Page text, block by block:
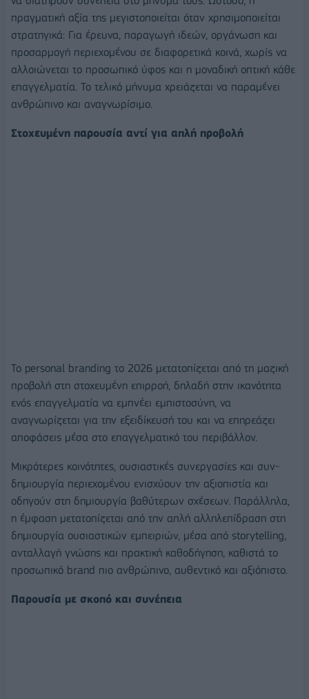
πραγματική αξία της μεγιστοποιείται όταν χρησιμοποιείται
στρατηγικά: Για έρευνα, παραγωγή ιδεών, οργάνωση και
προσαρμογή περιεχομένου σε διαφορετικά κοινά, χωρίς να
αλλοιώνεται το προσωπικό ύφος και η μοναδική οπτική κάθε
επαγγελματία. Το τελικό μήνυμα χρειάζεται να παραμένει
ανθρώπινο και αναγνωρίσιμο.
Στοχευμένη παρουσία αντί για απλή προβολή
Το personal branding το 2026 μετατοπίζεται από τη μαζική
προβολή στη στοχευμένη επιρροή, δηλαδή στην ικανότητα
ενός επαγγελματία να εμπνέει εμπιστοσύνη, να
αναγνωρίζεται για την εξειδίκευσή του και να επηρεάζει
αποφάσεις μέσα στο επαγγελματικό του περιβάλλον.
Μικρότερες κοινότητες, ουσιαστικές συνεργασίες και συν-
δημιουργία περιεχομένου ενισχύουν την αξιοπιστία και
οδηγούν στη δημιουργία βαθύτερων σχέσεων. Παράλληλα,
η έμφαση μετατοπίζεται από την απλή αλληλεπίδραση στη
δημιουργία ουσιαστικών εμπειριών, μέσα από storytelling,
ανταλλαγή γνώσης και πρακτική καθοδήγηση, καθιστά το
προσωπικό brand πιο ανθρώπινο, αυθεντικό και αξιόπιστο.
Παρουσία με σκοπό και συνέπεια